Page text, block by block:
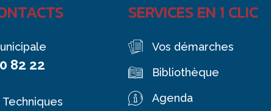
82 22
SERVICES EN 1 CLIC
Vos démarches
Bibliothèque
Agenda